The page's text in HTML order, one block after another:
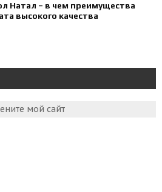
Натал – в чем преимущества
высокого качества
мой сайт